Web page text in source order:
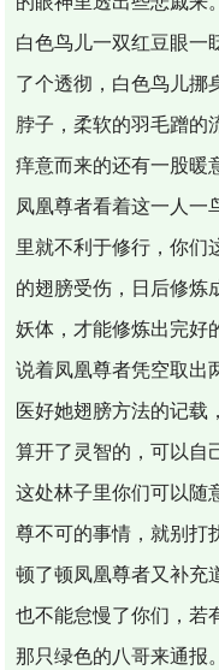
白色鸟儿一双红豆眼一
了个透彻，白色鸟儿挪
脖子，柔软的羽毛蹭的
痒意而来的还有一股暖
凤凰尊者看着这一人一
里就不利于修行，你们
的翅膀受伤，日后修炼
妖体，才能修炼出完好
说着凤凰尊者凭空取出
医好她翅膀方法的记载
算开了灵智的，可以自
这处林子里你们可以随
尊不可的事情，就别打
顿了顿凤凰尊者又补充
也不能怠慢了你们，若
那只绿色的八哥来通报